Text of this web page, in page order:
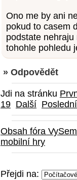
Ono me by ani
pokud to casem
podstate
tohohle pohledu
» Odpovědět
Jdi na stránku
19 Další Poslední
Obsah fóra
mobilní hry
Přejdi na: